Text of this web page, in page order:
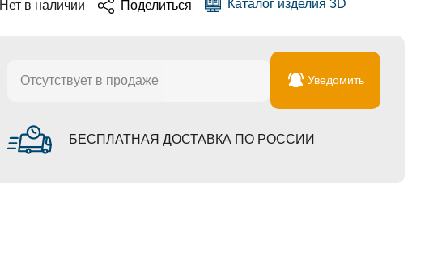
Нет в наличии Поделиться Каталог изделия 3D
Отсутствует в продаже Уведомить
БЕСПЛАТНАЯ ДОСТАВКА ПО РОССИИ